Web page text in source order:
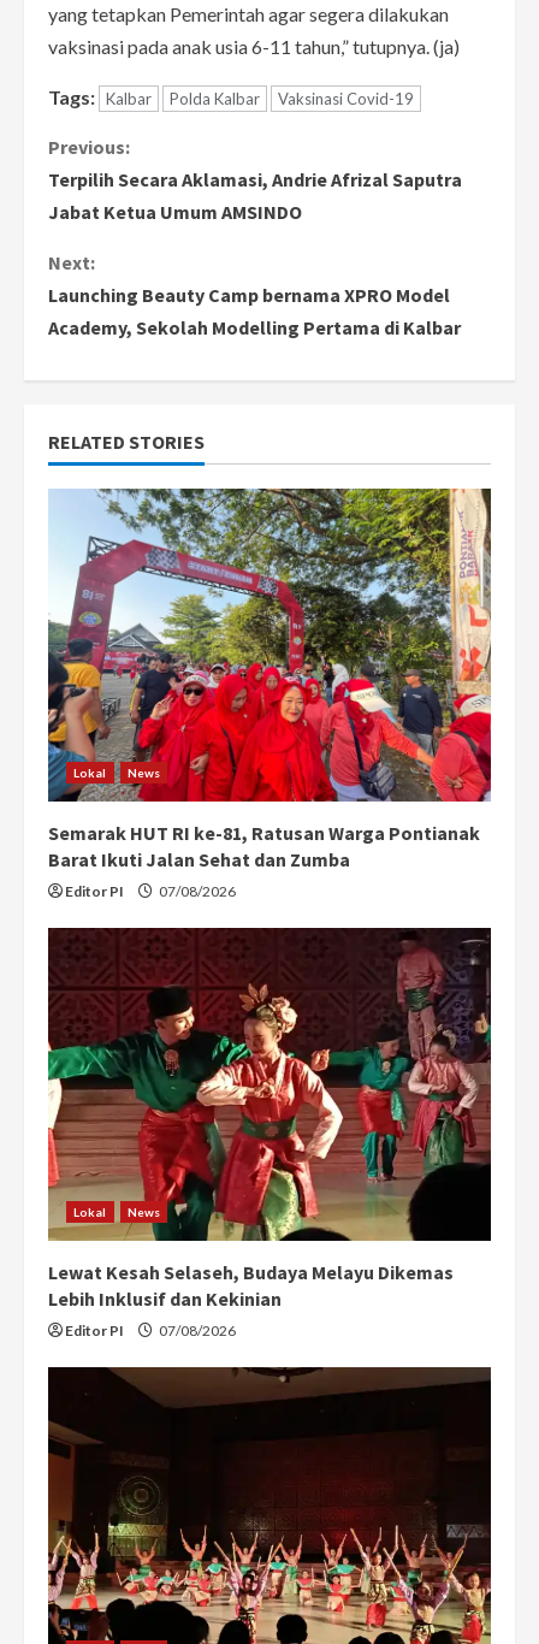
yang tetapkan Pemerintah agar segera dilakukan
vaksinasi pada anak usia 6-11 tahun,” tutupnya. (ja)
Tags: Kalbar Polda Kalbar Vaksinasi Covid-19
C
o
n
t
u
e
a
d
i
n
g
Previous:
Terpilih Secara Aklamasi, Andrie Afrizal Saputra
Jabat Ketua Umum AMSINDO
Next:
Launching Beauty Camp bernama XPRO Model
Academy, Sekolah Modelling Pertama di Kalbar
RELATED STORIES
Lokal News
Semarak HUT RI ke-81, Ratusan Warga Pontianak
Barat Ikuti Jalan Sehat dan Zumba
Editor PI 07/08/2026
Lokal News
Lewat Kesah Selaseh, Budaya Melayu Dikemas
Lebih Inklusif dan Kekinian
Editor PI 07/08/2026